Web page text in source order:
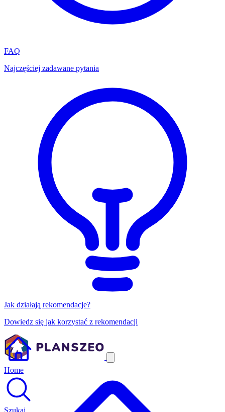
FAQ
Najczęściej zadawane pytania
Jak działają rekomendacje?
Dowiedz się jak korzystać z rekomendacji
Home
Szukaj